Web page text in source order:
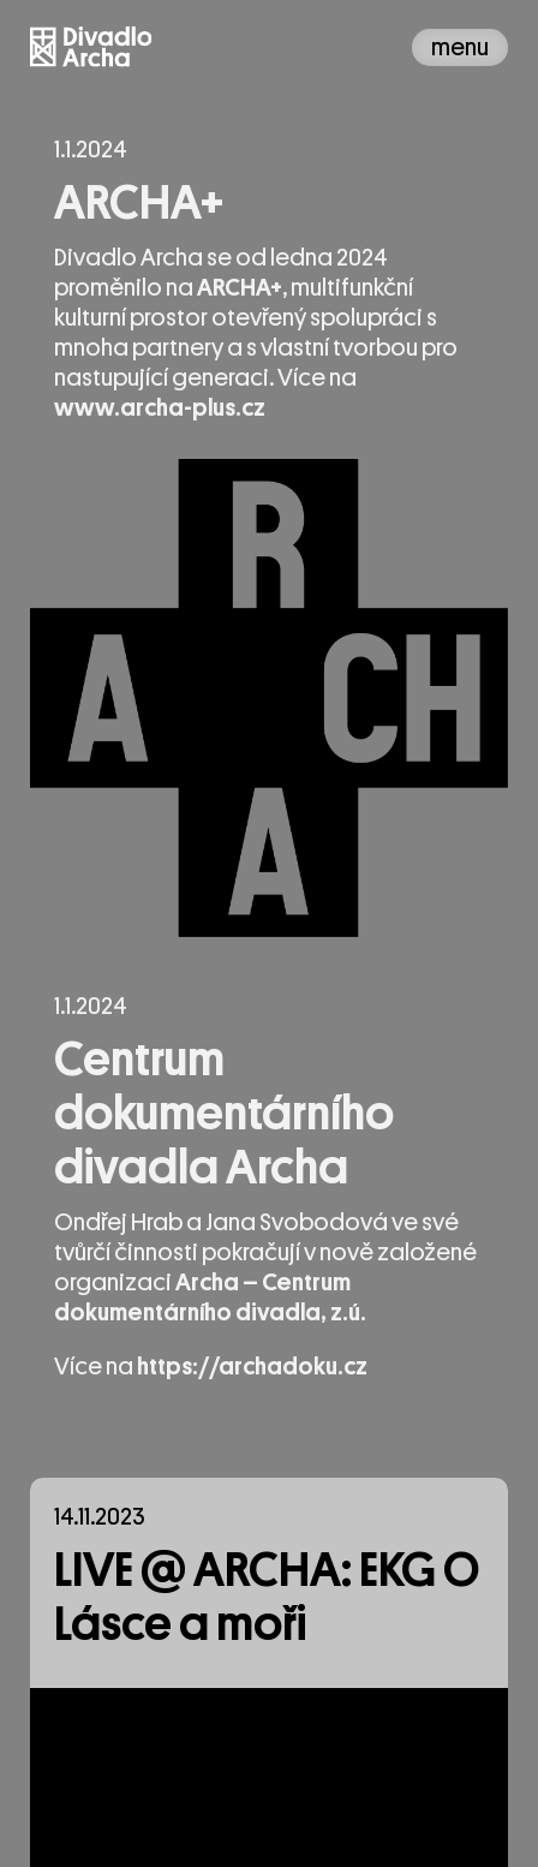
menu
1.1.2024
ARCHA+
Divadlo Archa se od ledna 2024
proměnilo naARCHA+, multifunkční
kulturní prostor otevřený spolupráci s
mnoha partnery a s vlastní tvorbou pro
nastupující generaci. Více na
www.archa-plus.cz
1.1.2024
Centrum
dokumentárního
divadla Archa
Ondřej Hrab a Jana Svobodová ve své
tvůrčí činnosti pokračují v nově založené
organizaciArcha – Centrum
dokumentárního divadla, z.ú.
Více na https://archadoku.cz
14.11.2023
LIVE @ ARCHA: EKG O
Lásce a moři